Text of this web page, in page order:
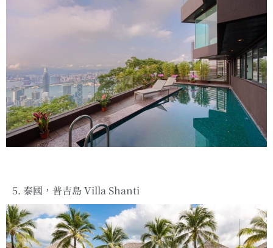
5. 泰國，普吉島 Villa Shanti